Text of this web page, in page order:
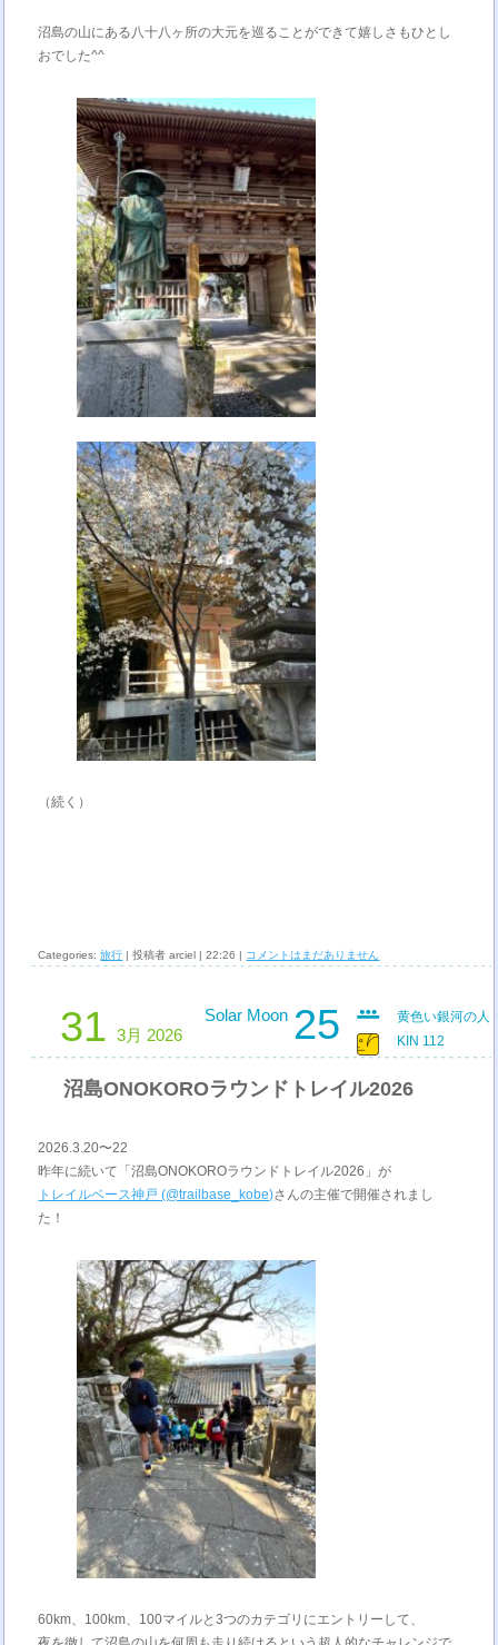
沼島の山にある八十八ヶ所の大元を巡ることができて嬉しさもひとし
おでした^^
（続く）
Categories:旅行 | 投稿者 arciel | 22:26 | コメントはまだありません
31 3月 2026
Solar Moon 25
黄色い銀河の人
KIN 112
沼島ONOKOROラウンドトレイル2026
2026.3.20〜22
昨年に続いて「沼島ONOKOROラウンドトレイル2026」が
トレイルベース神戸 (@trailbase_kobe)さんの主催で開催されまし
た！
60km、100km、100マイルと3つのカテゴリにエントリーして、